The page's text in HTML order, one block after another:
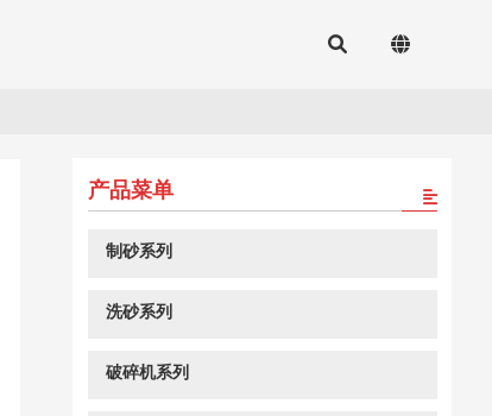
产品菜单
制砂系列
洗砂系列
破碎机系列